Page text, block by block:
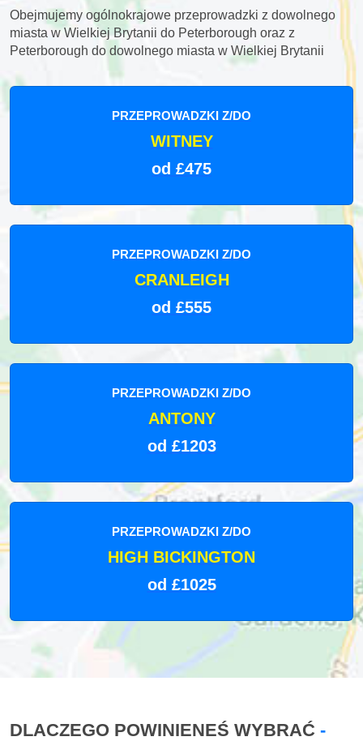
Obejmujemy ogólnokrajowe przeprowadzki z dowolnego
miasta w Wielkiej Brytanii do Peterborough oraz z
Peterborough do dowolnego miasta w Wielkiej Brytanii
PRZEPROWADZKI Z/DO
WITNEY
od £475
PRZEPROWADZKI Z/DO
CRANLEIGH
od £555
PRZEPROWADZKI Z/DO
ANTONY
od £1203
PRZEPROWADZKI Z/DO
HIGH BICKINGTON
od £1025
DLACZEGO POWINIENEŚ WYBRAĆ -